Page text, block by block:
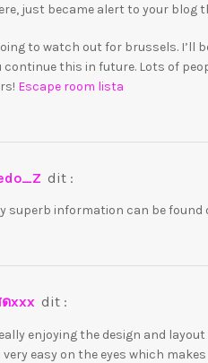
just became alert to your blog
to watch out for brussels. I’ll
continue this in future. Lots of
Escape room lista
dit :
superb information can be found
ดxxx dit :
enjoying the design and
very easy on the eyes which